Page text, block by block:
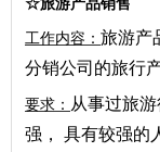
工作内容： 旅游产
分销公司的旅行
要求： 从事过旅
强， 具有较强的